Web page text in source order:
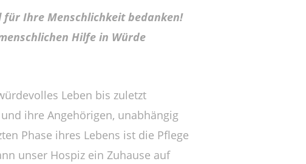
für Ihre Menschlichkeit bedanken!
Hilfe in Würde
Leben bis zuletzt
ihre Angehörigen, unabhängig
Phase ihres Lebens ist die Pflege
unser Hospiz ein Zuhause auf